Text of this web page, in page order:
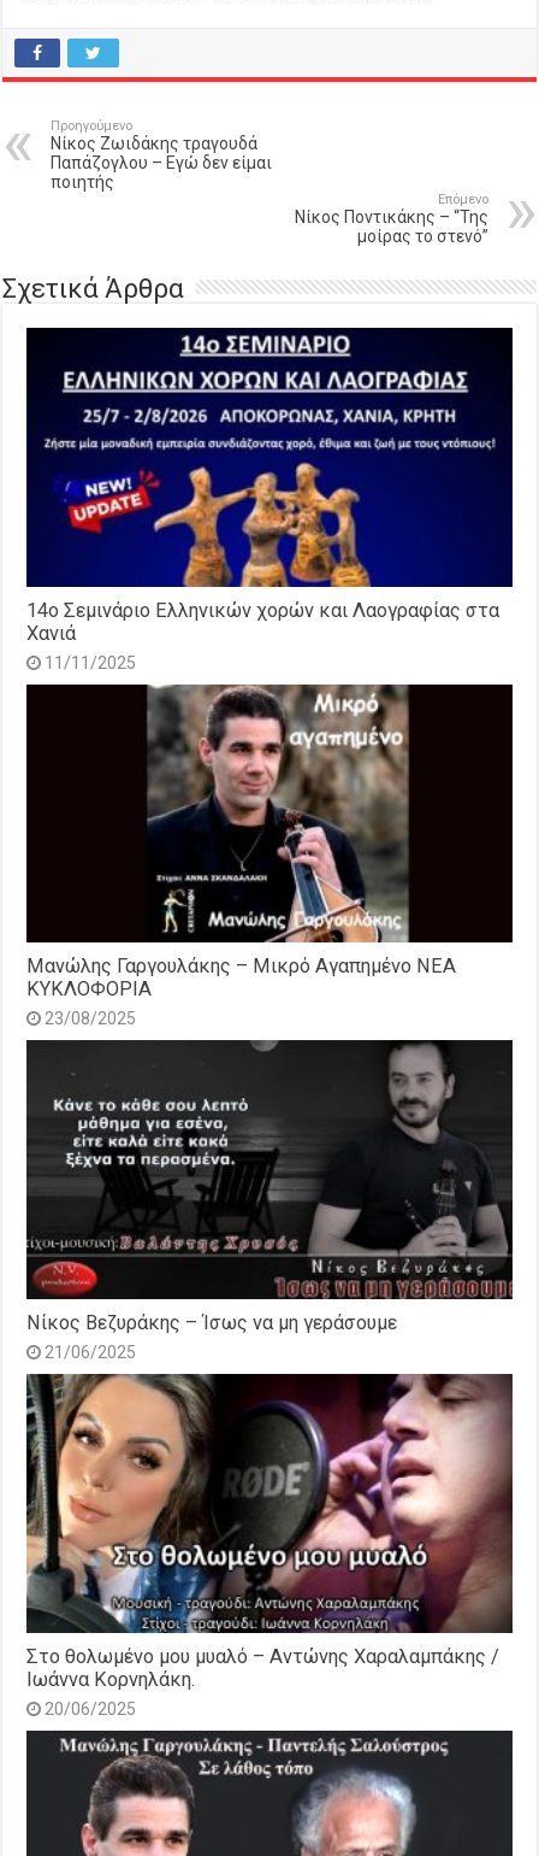
Προηγούμενο
Νίκος Ζωιδάκης τραγουδά
Παπάζογλου – Εγώ δεν είμαι
ποιητής
Επόμενο
Νίκος Ποντικάκης – “Της
μοίρας το στενό”
Σχετικά Άρθρα
14o Σεμινάριο Ελληνικών χορών και Λαογραφίας στα
Χανιά
11/11/2025
Μανώλης Γαργουλάκης – Μικρό Αγαπημένο NEΑ
ΚΥΚΛΟΦΟΡΙΑ
23/08/2025
Νίκος Βεζυράκης – Ίσως να μη γεράσουμε
21/06/2025
Στο θολωμένο μου μυαλό – Αντώνης Χαραλαμπάκης /
Ιωάννα Κορνηλάκη.
20/06/2025